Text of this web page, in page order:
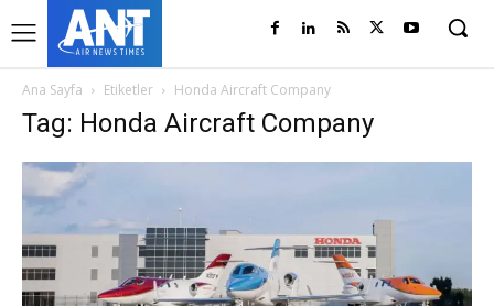
Ana Sayfa Etiketler Honda Aircraft Company
Tag: Honda Aircraft Company